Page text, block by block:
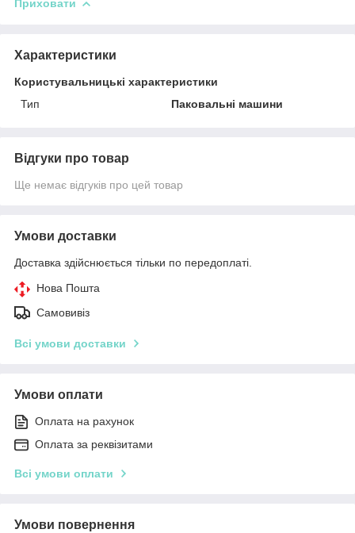
Приховати
Характеристики
Користувальницькі характеристики
Тип
Паковальні машини
Відгуки про товар
Ще немає відгуків про цей товар
Умови доставки
Доставка здійснюється тільки по передоплаті.
Нова Пошта
Самовивіз
Всі умови доставки
Умови оплати
Оплата на рахунок
Оплата за реквізитами
Всі умови оплати
Умови повернення